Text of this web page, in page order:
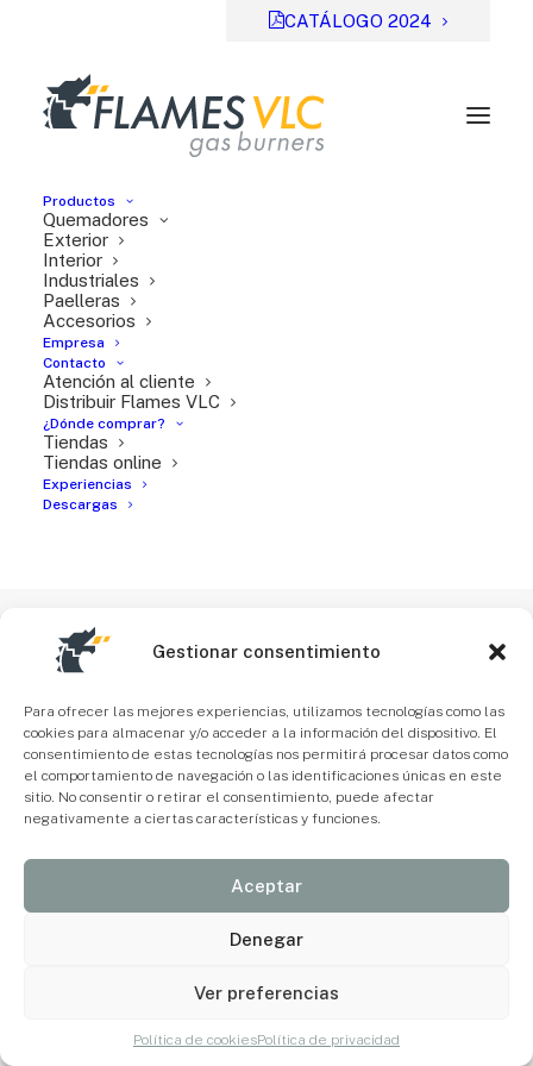
Gestionar consentimiento
Para ofrecer las mejores experiencias, utilizamos tecnologías como las
cookies para almacenar y/o acceder a la información del dispositivo. El
consentimiento de estas tecnologías nos permitirá procesar datos como
el comportamiento de navegación o las identificaciones únicas en este
sitio. No consentir o retirar el consentimiento, puede afectar
negativamente a ciertas características y funciones.
Aceptar
Denegar
Ver preferencias
Política de cookiesPolítica de privacidad
CATÁLOGO 2024
Productos
Quemadores
Exterior
Interior
Industriales
Paelleras
Accesorios
Empresa
Contacto
Atención al cliente
Distribuir Flames VLC
¿Dónde comprar?
Tiendas
Tiendas online
Experiencias
Descargas
File Type:
Categories:
Tags:ES